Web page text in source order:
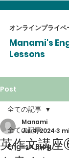
オンラインプライ
Manami's
Lessons
Post
全ての記事
English Blog
全ての記事
英作文講
Manami
Jul 4, 2024 3